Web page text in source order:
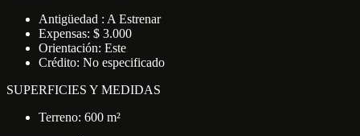
Antigüedad : A Estrenar
Expensas: $ 3.000
Orientación: Este
Crédito: No especificado
SUPERFICIES Y MEDIDAS
Terreno: 600 m²